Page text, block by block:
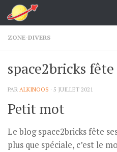
Skip to content
ZONE-DIVERS
space2bricks fête
PAR ALKINOOS · 5 JUILLET 2021
Petit mot
Le blog space2bricks fête
plus que spéciale, c’est le